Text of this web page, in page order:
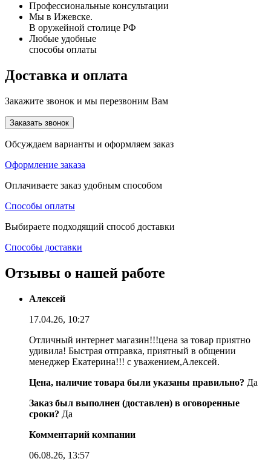
Профессиональные консультации
Мы в Ижевске.
В оружейной столице РФ
Любые удобные
способы оплаты
Доставка и оплата
Закажите звонок и мы перезвоним Вам
Заказать звонок
Обсуждаем варианты и оформляем заказ
Оформление заказа
Оплачиваете заказ удобным способом
Способы оплаты
Выбираете подходящий способ доставки
Способы доставки
Отзывы о нашей работе
Алексей
17.04.26, 10:27
Отличный интернет магазин!!!цена за товар приятно
удивила! Быстрая отправка, приятный в общении
менеджер Екатерина!!! с уважением,Алексей.
Цена, наличие товара были указаны правильно? Да
Заказ был выполнен (доставлен) в оговоренные
сроки? Да
Комментарий компании
06.08.26, 13:57